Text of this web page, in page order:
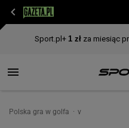
Polska gra w golfa v